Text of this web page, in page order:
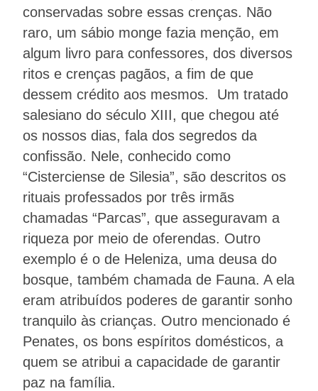
conservadas sobre essas crenças. Não
raro, um sábio monge fazia menção, em
algum livro para confessores, dos diversos
ritos e crenças pagãos, a fim de que
dessem crédito aos mesmos. Um tratado
salesiano do século XIII, que chegou até
os nossos dias, fala dos segredos da
confissão. Nele, conhecido como
“Cisterciense de Silesia”, são descritos os
rituais professados por três irmãs
chamadas “Parcas”, que asseguravam a
riqueza por meio de oferendas. Outro
exemplo é o de Heleniza, uma deusa do
bosque, também chamada de Fauna. A ela
eram atribuídos poderes de garantir sonho
tranquilo às crianças. Outro mencionado é
Penates, os bons espíritos domésticos, a
quem se atribui a capacidade de garantir
paz na família.